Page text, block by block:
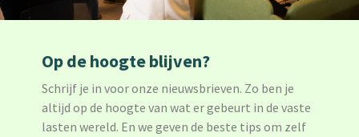
Op de hoogte blijven?
Schrijf je in voor onze nieuwsbrieven. Zo ben je
altijd op de hoogte van wat er gebeurt in de vaste
lasten wereld. En we geven de beste tips om zelf